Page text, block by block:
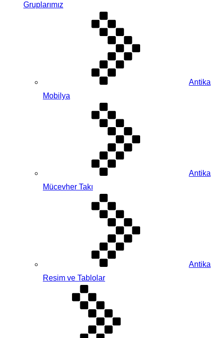
Gruplarımız
Antika
Mobilya
Antika
Mücevher Takı
Antika
Resim ve Tablolar